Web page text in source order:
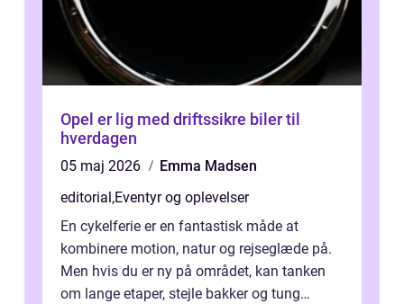
Opel er lig med driftssikre biler til
hverdagen
05 maj 2026
Emma Madsen
editorial,Eventyr og oplevelser
En cykelferie er en fantastisk måde at
kombinere motion, natur og rejseglæde på.
Men hvis du er ny på området, kan tanken
om lange etaper, stejle bakker og tung